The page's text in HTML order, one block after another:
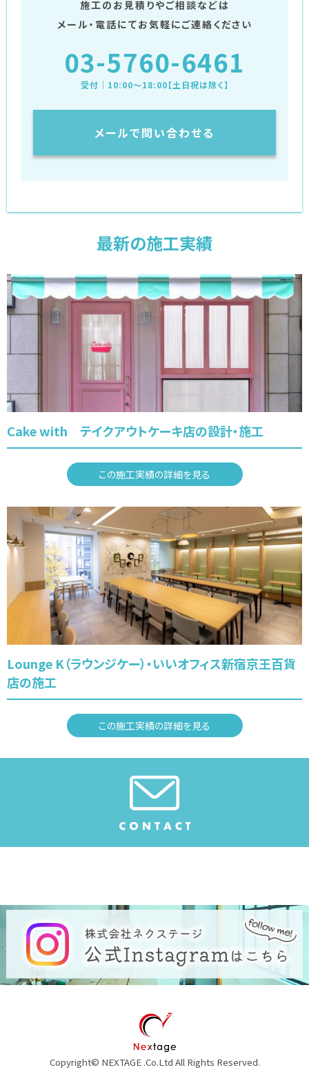
施工のお見積りやご相談などは
メール・電話にてお気軽にご連絡ください
03-5760-6461
受付｜10:00〜18:00【土日祝は除く】
メールで問い合わせる
最新の施工実績
Cake with テイクアウトケーキ店の設計・施工
この施工実績の詳細を見る
Lounge K（ラウンジケー）・いいオフィス新宿京王百貨
店の施工
この施工実績の詳細を見る
Copyright© NEXTAGE .Co.Ltd All Rights Reserved.